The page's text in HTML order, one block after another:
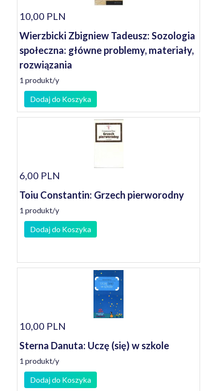
10,00 PLN
Wierzbicki Zbigniew Tadeusz: Sozologia
społeczna: główne problemy, materiały,
rozwiązania
1 produkt/y
Dodaj do Koszyka
6,00 PLN
Toiu Constantin: Grzech pierworodny
1 produkt/y
Dodaj do Koszyka
10,00 PLN
Sterna Danuta: Uczę (się) w szkole
1 produkt/y
Dodaj do Koszyka